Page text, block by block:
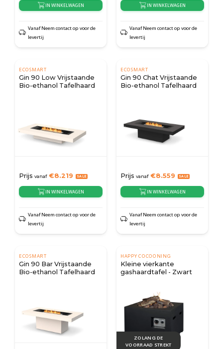
IN WINKELWAGEN
Vanaf Neem contact op voor de
levertij
IN WINKELWAGEN
Vanaf Neem contact op voor de
levertij
ECOSMART
Gin 90 Low Vrijstaande
Bio-ethanol Tafelhaard
Prijs vanaf€8.219
IN WINKELWAGEN
Vanaf Neem contact op voor de
levertij
ECOSMART
Gin 90 Chat Vrijstaande
Bio-ethanol Tafelhaard
Prijs vanaf€8.559
IN WINKELWAGEN
Vanaf Neem contact op voor de
levertij
ECOSMART
Gin 90 Bar Vrijstaande
Bio-ethanol Tafelhaard
HAPPY COCOONING
Kleine vierkante
gashaardtafel - Zwart
ZOLANG DE
VOORRAAD STREKT